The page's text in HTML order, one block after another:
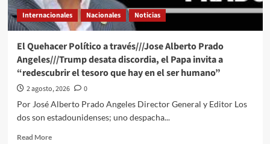
Trump
le
cae
anillo
al
dedo”
Internacionales Nacionales Noticias
El Quehacer Político a través///Jose Alberto Prado
Angeles///Trump desata discordia, el Papa invita a
“redescubrir el tesoro que hay en el ser humano”
2 agosto, 2026
0
Por José Alberto Prado Angeles Director General y Editor Los
dos son estadounidenses; uno despacha...
Read MoreRead